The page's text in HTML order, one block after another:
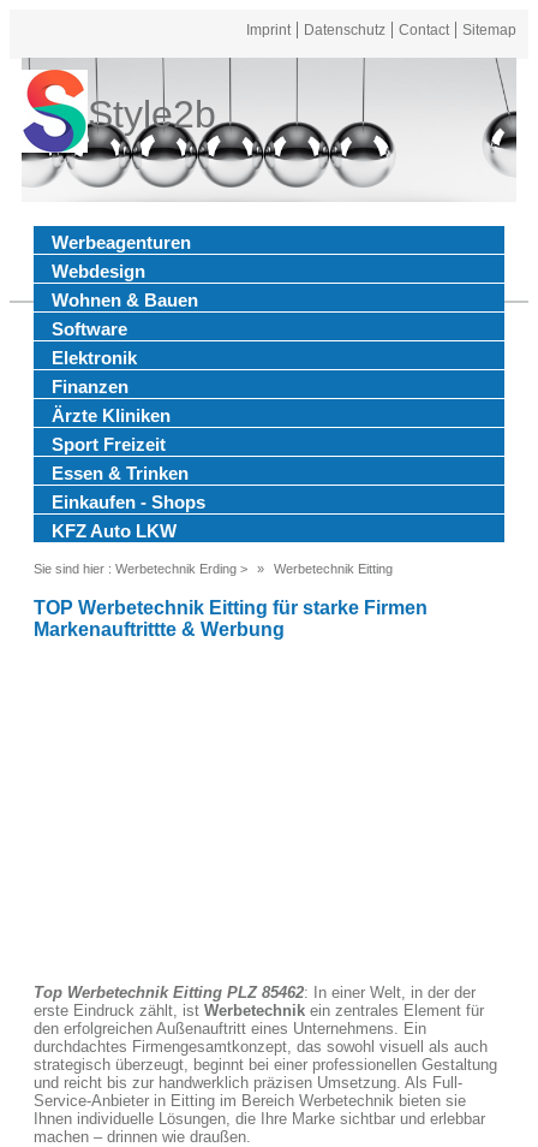
Imprint Datenschutz Contact Sitemap
Style2b
Werbeagenturen
Webdesign
Wohnen & Bauen
Software
Elektronik
Finanzen
Ärzte Kliniken
Sport Freizeit
Essen & Trinken
Einkaufen - Shops
KFZ Auto LKW
Sie sind hier : Werbetechnik Erding > Werbetechnik Eitting
TOP Werbetechnik Eitting für starke Firmen
Markenauftrittte & Werbung
Top Werbetechnik Eitting PLZ 85462: In einer Welt, in der der
erste Eindruck zählt, ist Werbetechnik ein zentrales Element für
den erfolgreichen Außenauftritt eines Unternehmens. Ein
durchdachtes Firmengesamtkonzept, das sowohl visuell als auch
strategisch überzeugt, beginnt bei einer professionellen Gestaltung
und reicht bis zur handwerklich präzisen Umsetzung. Als Full-
Service-Anbieter in Eitting im Bereich Werbetechnik bieten sie
Ihnen individuelle Lösungen, die Ihre Marke sichtbar und erlebbar
machen – drinnen wie draußen.